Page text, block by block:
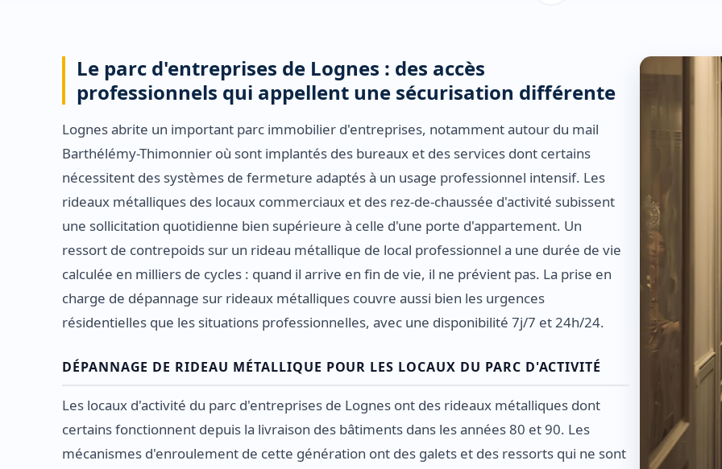
Le parc d'entreprises de Lognes : des accès
professionnels qui appellent une sécurisation différente
Lognes abrite un important parc immobilier d'entreprises, notamment autour du mail
Barthélémy-Thimonnier où sont implantés des bureaux et des services dont certains
nécessitent des systèmes de fermeture adaptés à un usage professionnel intensif. Les
rideaux métalliques des locaux commerciaux et des rez-de-chaussée d'activité subissent
une sollicitation quotidienne bien supérieure à celle d'une porte d'appartement. Un
ressort de contrepoids sur un rideau métallique de local professionnel a une durée de vie
calculée en milliers de cycles : quand il arrive en fin de vie, il ne prévient pas. La prise en
charge de dépannage sur rideaux métalliques couvre aussi bien les urgences
résidentielles que les situations professionnelles, avec une disponibilité 7j/7 et 24h/24.
DÉPANNAGE DE RIDEAU MÉTALLIQUE POUR LES LOCAUX DU PARC D'ACTIVITÉ
Les locaux d'activité du parc d'entreprises de Lognes ont des rideaux métalliques dont
certains fonctionnent depuis la livraison des bâtiments dans les années 80 et 90. Les
mécanismes d'enroulement de cette génération ont des galets et des ressorts qui ne sont